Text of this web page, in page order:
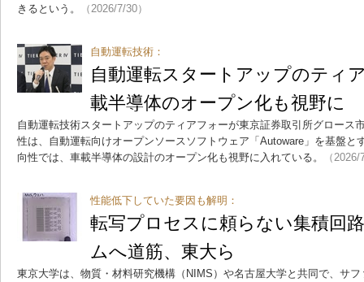
きるという。
（2026/7/30）
自動運転技術：
自動運転スタートアップのティ
載半導体のオープン化も視野に
自動運転技術スタートアップのティアフォーが東京証券取引所グロース
性は、自動運転向けオープンソースソフトウェア「Autoware」を基盤と
向性では、車載半導体の設計のオープン化も視野に入れている。
（
性能低下していた要因も解明：
転写プロセスに頼らない集積回
ムへ道筋、東大ら
東京大学は、物質・材料研究機構（NIMS）や名古屋大学と共同で、サ